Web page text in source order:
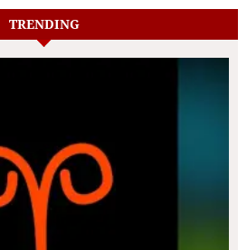
TRENDING